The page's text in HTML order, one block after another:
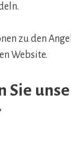
zu den
Website.
Sie